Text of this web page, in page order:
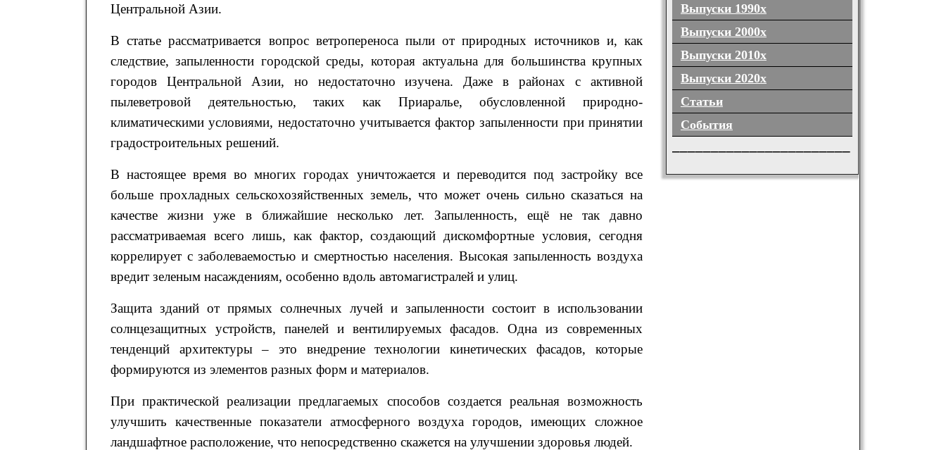
Центральной Азии.
В статье рассматривается вопрос ветропереноса пыли от природных источников и, как
следствие, запыленности городской среды, которая актуальна для большинства крупных
городов Центральной Азии, но недостаточно изучена. Даже в районах с активной
пылеветровой деятельностью, таких как Приаралье, обусловленной природно-
климатическими условиями, недостаточно учитывается фактор запыленности при принятии
градостроительных решений.
В настоящее время во многих городах уничтожается и переводится под застройку все
больше прохладных сельскохозяйственных земель, что может очень сильно сказаться на
качестве жизни уже в ближайшие несколько лет. Запыленность, ещё не так давно
рассматриваемая всего лишь, как фактор, создающий дискомфортные условия, сегодня
коррелирует с заболеваемостью и смертностью населения. Высокая запыленность воздуха
вредит зеленым насаждениям, особенно вдоль автомагистралей и улиц.
Защита зданий от прямых солнечных лучей и запыленности состоит в использовании
солнцезащитных устройств, панелей и вентилируемых фасадов. Одна из современных
тенденций архитектуры – это внедрение технологии кинетических фасадов, которые
формируются из элементов разных форм и материалов.
При практической реализации предлагаемых способов создается реальная возможность
улучшить качественные показатели атмосферного воздуха городов, имеющих сложное
ландшафтное расположение, что непосредственно скажется на улучшении здоровья людей.
Выпуски 1990х
Выпуски 2000х
Выпуски 2010х
Выпуски 2020х
Статьи
События